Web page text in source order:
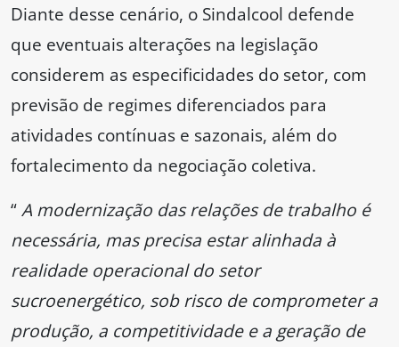
Diante desse cenário, o Sindalcool defende
que eventuais alterações na legislação
considerem as especificidades do setor, com
previsão de regimes diferenciados para
atividades contínuas e sazonais, além do
fortalecimento da negociação coletiva.
“A modernização das relações de trabalho é
necessária, mas precisa estar alinhada à
realidade operacional do setor
sucroenergético, sob risco de comprometer a
produção, a competitividade e a geração de